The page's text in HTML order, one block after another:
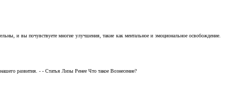
и вы почувствуете многие улучшения, такие как ментальное и эмоциональное освобождение.
развития. - - Статья Лизы Ренее Что такое Вознесение?